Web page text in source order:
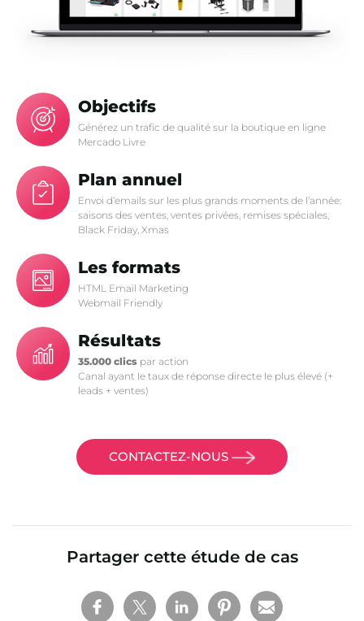
Objectifs
Générez un trafic de qualité sur la boutique en ligne
Mercado Livre
Plan annuel
Envoi d’emails sur les plus grands moments de l’année:
saisons des ventes, ventes privées, remises spéciales,
Black Friday, Xmas
Les formats
HTML Email Marketing
Webmail Friendly
Résultats
35.000 clics par action
Canal ayant le taux de réponse directe le plus élevé (+
leads + ventes)
CONTACTEZ-NOUS
Partager cette étude de cas